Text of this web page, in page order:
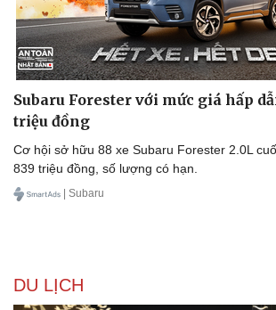
Subaru Forester với mức giá hấp
triệu đồng
Cơ hội sở hữu 88 xe Subaru Forester 2.0L
839 triệu đồng, số lượng có hạn.
| Subaru
DU LỊCH